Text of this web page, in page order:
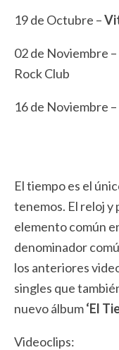
19 de Octubre –
02 de Noviembre –
Rock Club
16 de Noviembre –
El tiempo es el
tenemos. El reloj y
elemento común
denominador
los anteriores
singles que
nuevo álbum‘El
Videoclips: